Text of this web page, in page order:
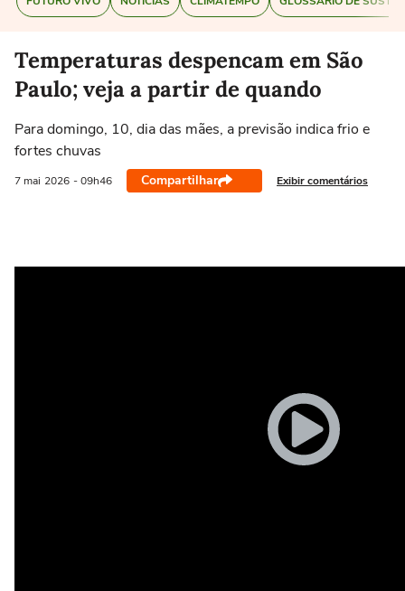
Temperaturas despencam em São
Paulo; veja a partir de quando
Para domingo, 10, dia das mães, a previsão indica frio e
fortes chuvas
7 mai 2026 - 09h46 Compartilhar Exibir comentários